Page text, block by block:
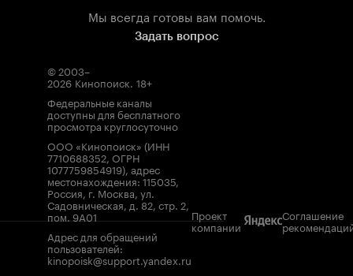
Мы всегда готовы вам помочь.
Задать вопрос
© 2003–
2026 Кинопоиск. 18+
Федеральные каналы
доступны для бесплатного
просмотра круглосуточно
ООО «Кинопоиск» (ИНН
7710688352, ОГРН
1077759854919), адрес
местонахождения: 115035,
Россия, г. Москва, ул.
Садовническая, д. 82, стр. 2,
пом. 9А01
Адрес для обращений
пользователей:
kinopoisk@support.yandex.ru
Проект
компании
Соглашение